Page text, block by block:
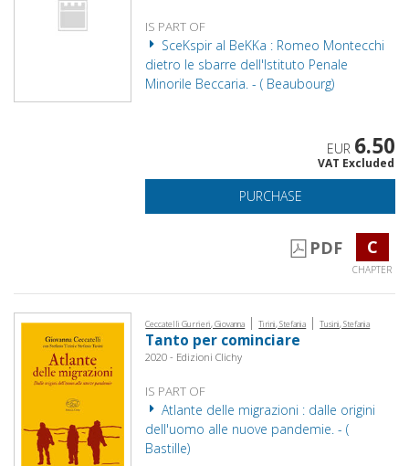
IS PART OF
SceKspir al BeKKa : Romeo Montecchi
dietro le sbarre dell'Istituto Penale
Minorile Beccaria. - ( Beaubourg)
EUR 6.50
VAT Excluded
PURCHASE
PDF C
CHAPTER
Ceccatelli Gurrieri, Giovanna | Tirini, Stefania | Tusini, Stefania
Tanto per cominciare
2020 - Edizioni Clichy
IS PART OF
Atlante delle migrazioni : dalle origini
dell'uomo alle nuove pandemie. - (
Bastille)